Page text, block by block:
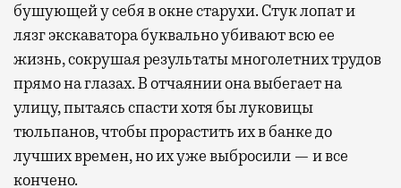
бушующей у себя в окне старухи. Стук лопат и
лязг экскаватора буквально убивают всю ее
жизнь, сокрушая результаты многолетних трудов
прямо на глазах. В отчаянии она выбегает на
улицу, пытаясь спасти хотя бы луковицы
тюльпанов, чтобы прорастить их в банке до
лучших времен, но их уже выбросили — и все
кончено.